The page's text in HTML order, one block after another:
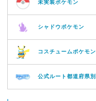
未実装ポケモン
シャドウポケモン
コスチュームポケモン
公式ルート都道府県別